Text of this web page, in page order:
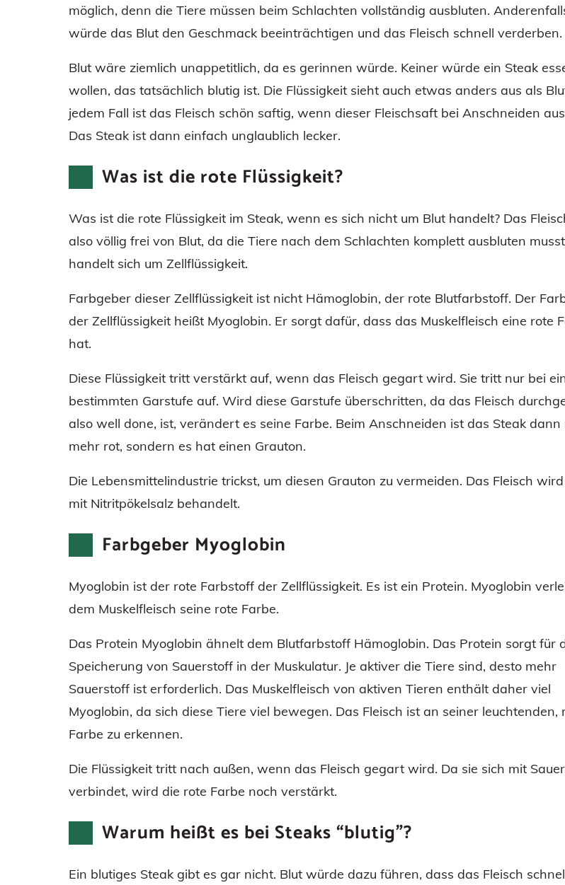
möglich, denn die Tiere müssen beim Schlachten vollständig ausbluten.
würde das Blut den Geschmack beeinträchtigen und das Fleisch schnell verderben.
Blut wäre ziemlich unappetitlich, da es gerinnen würde. Keiner würde ein Steak
wollen, das tatsächlich blutig ist. Die Flüssigkeit sieht auch etwas anders aus als
jedem Fall ist das Fleisch schön saftig, wenn dieser Fleischsaft bei Anschneiden
Das Steak ist dann einfach unglaublich lecker.
Was ist die rote Flüssigkeit?
Was ist die rote Flüssigkeit im Steak, wenn es sich nicht um Blut handelt? Das
also völlig frei von Blut, da die Tiere nach dem Schlachten komplett ausbluten
handelt sich um Zellflüssigkeit.
Farbgeber dieser Zellflüssigkeit ist nicht Hämoglobin, der rote Blutfarbstoff. Der
der Zellflüssigkeit heißt Myoglobin. Er sorgt dafür, dass das Muskelfleisch eine rote
hat.
Diese Flüssigkeit tritt verstärkt auf, wenn das Fleisch gegart wird. Sie tritt nur bei
bestimmten Garstufe auf. Wird diese Garstufe überschritten, da das Fleisch
also well done, ist, verändert es seine Farbe. Beim Anschneiden ist das Steak dann
mehr rot, sondern es hat einen Grauton.
Die Lebensmittelindustrie trickst, um diesen Grauton zu vermeiden. Das Fleisch
mit Nitritpökelsalz behandelt.
Farbgeber Myoglobin
Myoglobin ist der rote Farbstoff der Zellflüssigkeit. Es ist ein Protein. Myoglobin
dem Muskelfleisch seine rote Farbe.
Das Protein Myoglobin ähnelt dem Blutfarbstoff Hämoglobin. Das Protein sorgt für
Speicherung von Sauerstoff in der Muskulatur. Je aktiver die Tiere sind, desto mehr
Sauerstoff ist erforderlich. Das Muskelfleisch von aktiven Tieren enthält daher viel
Myoglobin, da sich diese Tiere viel bewegen. Das Fleisch ist an seiner leuchtenden,
Farbe zu erkennen.
Die Flüssigkeit tritt nach außen, wenn das Fleisch gegart wird. Da sie sich mit
verbindet, wird die rote Farbe noch verstärkt.
Warum heißt es bei Steaks “blutig”?
Ein blutiges Steak gibt es gar nicht. Blut würde dazu führen, dass das Fleisch